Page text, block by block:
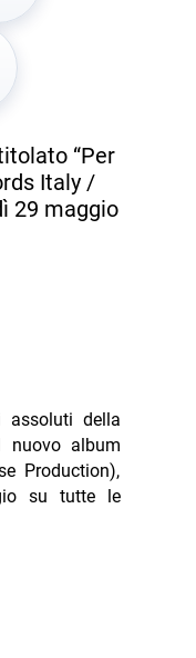
“Per
Italy /
29 maggio
assoluti della
nuovo album
Production),
su tutte le